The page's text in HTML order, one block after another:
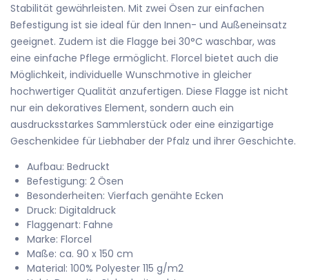
Stabilität gewährleisten. Mit zwei Ösen zur einfachen
Befestigung ist sie ideal für den Innen- und Außeneinsatz
geeignet. Zudem ist die Flagge bei 30°C waschbar, was
eine einfache Pflege ermöglicht. Florcel bietet auch die
Möglichkeit, individuelle Wunschmotive in gleicher
hochwertiger Qualität anzufertigen. Diese Flagge ist nicht
nur ein dekoratives Element, sondern auch ein
ausdrucksstarkes Sammlerstück oder eine einzigartige
Geschenkidee für Liebhaber der Pfalz und ihrer Geschichte.
Aufbau: Bedruckt
Befestigung: 2 Ösen
Besonderheiten: Vierfach genähte Ecken
Druck: Digitaldruck
Flaggenart: Fahne
Marke: Florcel
Maße: ca. 90 x 150 cm
Material: 100% Polyester 115 g/m2